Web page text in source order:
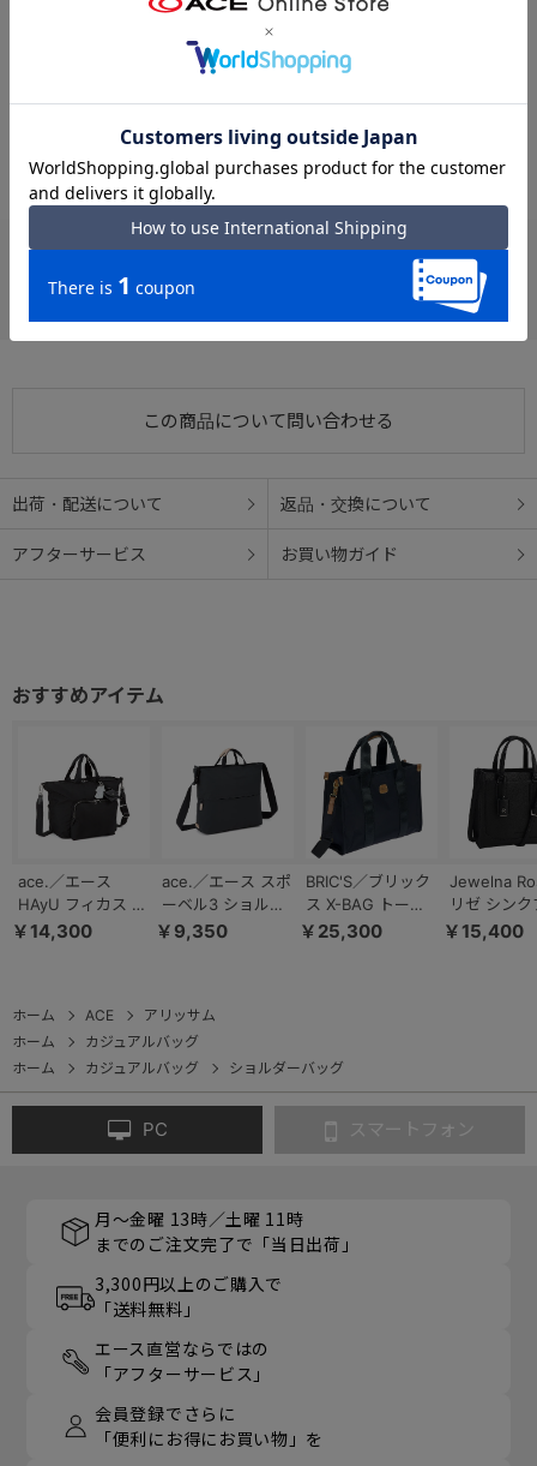
ショルダーベルトは自分の身長に合わせて調整可能。
外装カラー：ブラック・ネイビー → 内装カラー：ブルーグレー
外装カラー：サックスブルー → 内装カラー：ブルー
外装カラー：ライトブラウン → 内装カラー：ブラウン
お支払い方法
この商品について問い合わせる
出荷・配送について 返品・交換について
アフターサービス お買い物ガイド
#シンプル ファスナーポケット #シンプル 背面ポケット
#カジュアルバッグ ファスナーポケット #カジュアルバッグ 背面ポケット
#カジュアルバッグ シンプル #ハンドバッグ 背面ポケット
#シンプル サイドポケット #ACE カジュアルバッグ
ace.／エース
HAyU フィカス ト
ートバッグ 19106
￥14,300
ace.／エース スポ
ーベル3 ショルダ
ーバッグ A4サイ
￥9,350
BRIC'S／ブリック
ス X-BAG トート
バッグ オペラバッ
￥25,300
Jewelna
リゼ シン
ク 65651
￥15,400
ホーム ACE
アリッサム
ホーム
カジュアルバッグ
ホーム
カジュアルバッグ ショルダーバッグ
PC スマートフォン
月～金曜 13時／土曜 11時
までのご注文完了で「当日出荷」
3,300円以上のご購入で
「送料無料」
エース直営ならではの
「アフターサービス」
会員登録でさらに
「便利にお得にお買い物」を